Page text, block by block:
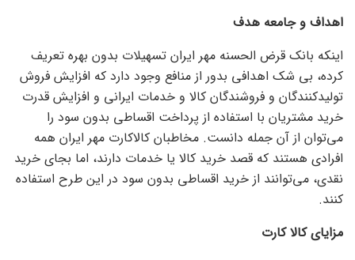
اهداف و جامعه هدف
اینکه بانک قرض الحسنه مهر ایران تسهیلات بدون بهره تعریف
کرده، بی شک اهدافی بدور از منافع وجود دارد که افزایش فروش
تولیدکنندگان و فروشندگان کالا و خدمات ایرانی و افزایش قدرت
خرید مشتریان با استفاده از پرداخت اقساطی بدون سود را
می‌توان از آن جمله دانست. مخاطبان کالاکارت مهر ایران همه
افرادی هستند که قصد خرید کالا یا خدمات دارند، اما بجای خرید
نقدی، می‌توانند از خرید اقساطی بدون سود در این طرح استفاده
کنند.
مزایای کالا کارت